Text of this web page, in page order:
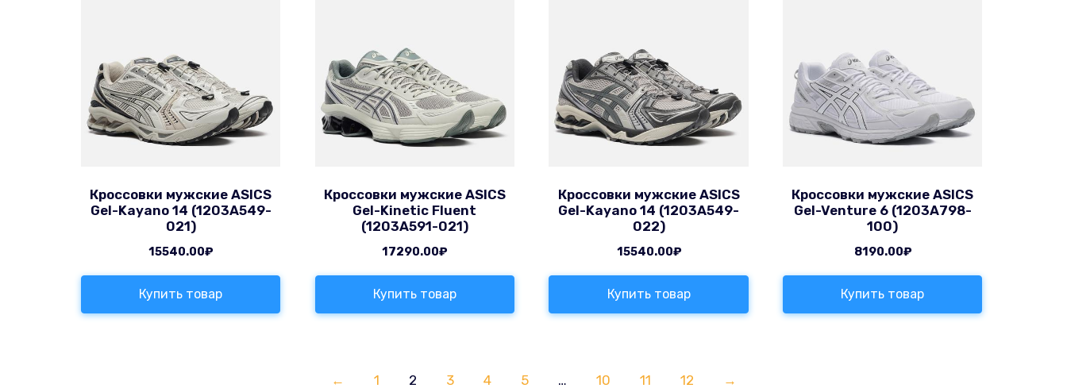
Кроссовки мужские ASICS
Gel-Kayano 14 (1203A549-
021)
15540.00₽
Купить товар
Кроссовки мужские ASICS
Gel-Kinetic Fluent
(1203A591-021)
17290.00₽
Купить товар
Кроссовки мужские ASICS
Gel-Kayano 14 (1203A549-
022)
15540.00₽
Купить товар
Кроссовки мужские ASICS
Gel-Venture 6 (1203A798-
100)
8190.00₽
Купить товар
← 1 2 3 4 5 … 10 11 12 →